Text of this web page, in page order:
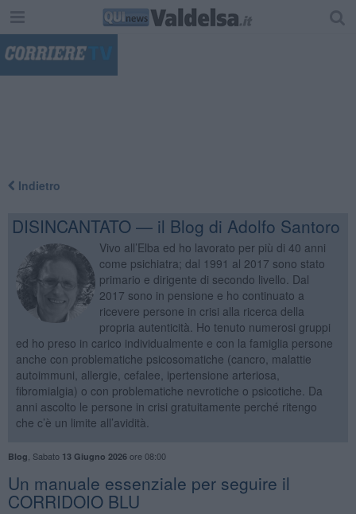
Indietro
DISINCANTATO — il Blog di Adolfo Santoro
Vivo all’Elba ed ho lavorato per più di 40 anni
come psichiatra; dal 1991 al 2017 sono stato
primario e dirigente di secondo livello. Dal
2017 sono in pensione e ho continuato a
ricevere persone in crisi alla ricerca della
propria autenticità. Ho tenuto numerosi gruppi
ed ho preso in carico individualmente e con la famiglia persone
anche con problematiche psicosomatiche (cancro, malattie
autoimmuni, allergie, cefalee, ipertensione arteriosa,
fibromialgia) o con problematiche nevrotiche o psicotiche. Da
anni ascolto le persone in crisi gratuitamente perché ritengo
che c’è un limite all’avidità.
Blog Sabato 13 Giugno 2026ore 08:00
Un manuale essenziale per seguire il
CORRIDOIO BLU